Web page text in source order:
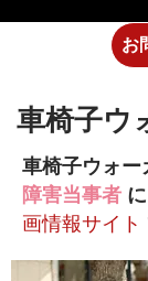
お
車椅子ウ
車椅子ウォー
障害当事者
画情報サイト